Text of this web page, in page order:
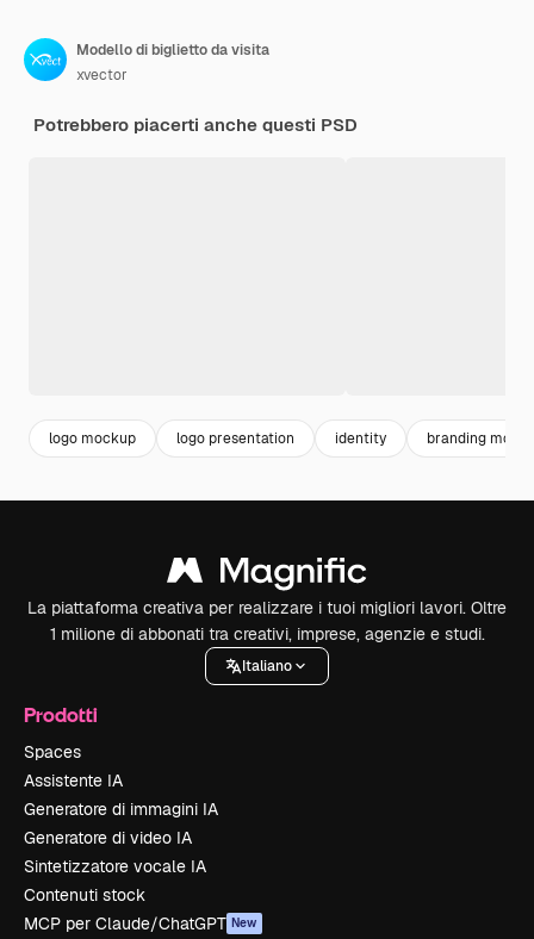
Modello di biglietto da visita
xvector
Potrebbero piacerti anche questi PSD
logo mockup logo presentation identity branding
La piattaforma creativa per realizzare i tuoi migliori lavori. Oltre
1 milione di abbonati tra creativi, imprese, agenzie e studi.
Italiano
Prodotti
Spaces
Assistente IA
Generatore di immagini IA
Generatore di video IA
Sintetizzatore vocale IA
Contenuti stock
MCP per Claude/ChatGPT New